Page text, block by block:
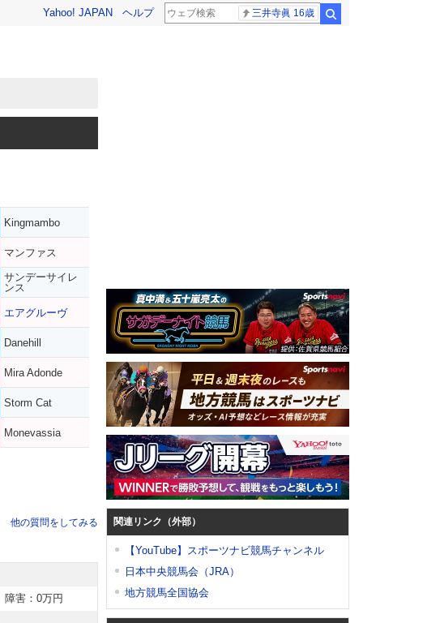
Yahoo! JAPAN ヘルプ 三井寺眞 16歳
Kingmambo
マンファス
サンデーサイレ
ンス
エアグルーヴ
Danehill
Mira Adonde
Storm Cat
Monevassia
他の質問をしてみる
障害：0万円
関連リンク（外部）
【YouTube】スポーツナビ競馬チャンネル
日本中央競馬会（JRA）
地方競馬全国協会